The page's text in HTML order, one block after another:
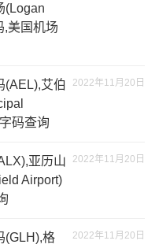
(Logan
,美国机场
2022年11月20日
(AEL),艾伯
码查询
2022年11月20日
亚历山
Airport)
2022年11月20日
(GLH),格